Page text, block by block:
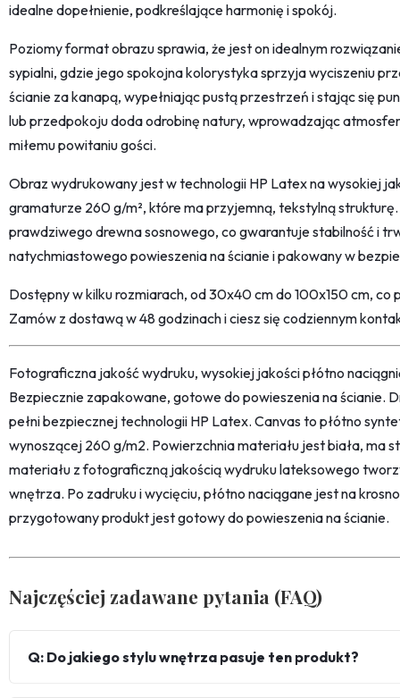
idealne dopełnienie, podkreślające harmonię i spokój.
Poziomy format obrazu sprawia, że jest on idealnym
sypialni, gdzie jego spokojna kolorystyka sprzyja wyciszeniu
ścianie za kanapą, wypełniając pustą przestrzeń i stając się
lub przedpokoju doda odrobinę natury, wprowadzając
miłemu powitaniu gości.
Obraz wydrukowany jest w technologii HP Latex na wysokiej
gramaturze 260 g/m², które ma przyjemną, tekstylną
prawdziwego drewna sosnowego, co gwarantuje stabilność i
natychmiastowego powieszenia na ścianie i pakowany w
Dostępny w kilku rozmiarach, od 30x40 cm do 100x150 cm, co
Zamów z dostawą w 48 godzinach i ciesz się codziennym
Fotograficzna jakość wydruku, wysokiej jakości płótno
Bezpiecznie zapakowane, gotowe do powieszenia na ścianie.
pełni bezpiecznej technologii HP Latex. Canvas to płótno
wynoszącej 260 g/m2. Powierzchnia materiału jest biała, ma
materiału z fotograficzną jakością wydruku lateksowego
wnętrza. Po zadruku i wycięciu, płótno naciągane jest na
przygotowany produkt jest gotowy do powieszenia na ścianie.
Najczęściej zadawane pytania (FAQ)
Q: Do jakiego stylu wnętrza pasuje ten produkt?